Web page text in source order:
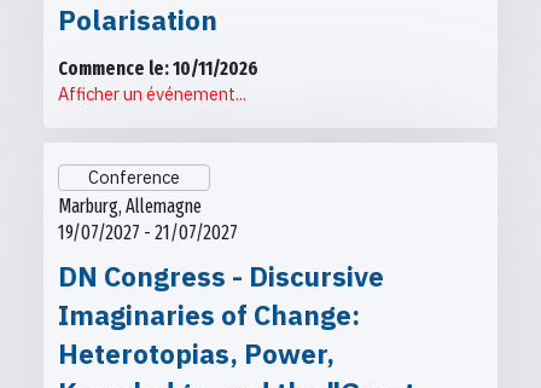
Polarisation
Commence le: 10/11/2026
Afficher un événement...
Conference
Marburg, Allemagne
19/07/2027 - 21/07/2027
DN Congress - Discursive
Imaginaries of Change:
Heterotopias, Power,